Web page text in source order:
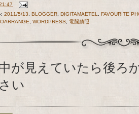
: 2011/5/13 BLOGGER DIGITAMAETEL FAVOURITE
WORDPRESS 電脳萠照
が見えていたら後ろ
い